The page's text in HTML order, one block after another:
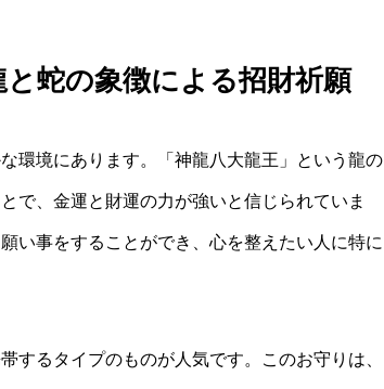
蛇の象徴による招財祈願
環境にあります。「神龍八大龍王」という龍の
で、金運と財運の力が強いと信じられていま
い事をすることができ、心を整えたい人に特に
するタイプのものが人気です。このお守りは、